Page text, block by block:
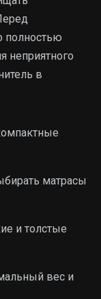
полностью
неприятного
в
матрасы
и толстые
вес и